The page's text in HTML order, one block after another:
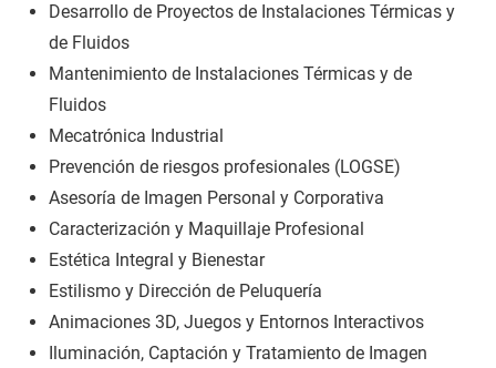
Desarrollo de Proyectos de Instalaciones Térmicas y
de Fluidos
Mantenimiento de Instalaciones Térmicas y de
Fluidos
Mecatrónica Industrial
Prevención de riesgos profesionales (LOGSE)
Asesoría de Imagen Personal y Corporativa
Caracterización y Maquillaje Profesional
Estética Integral y Bienestar
Estilismo y Dirección de Peluquería
Animaciones 3D, Juegos y Entornos Interactivos
Iluminación, Captación y Tratamiento de Imagen